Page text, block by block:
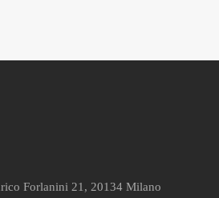
Forlanini 21, 20134 Milano